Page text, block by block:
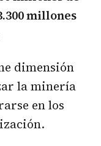
millones
dimensión
la minería
en los